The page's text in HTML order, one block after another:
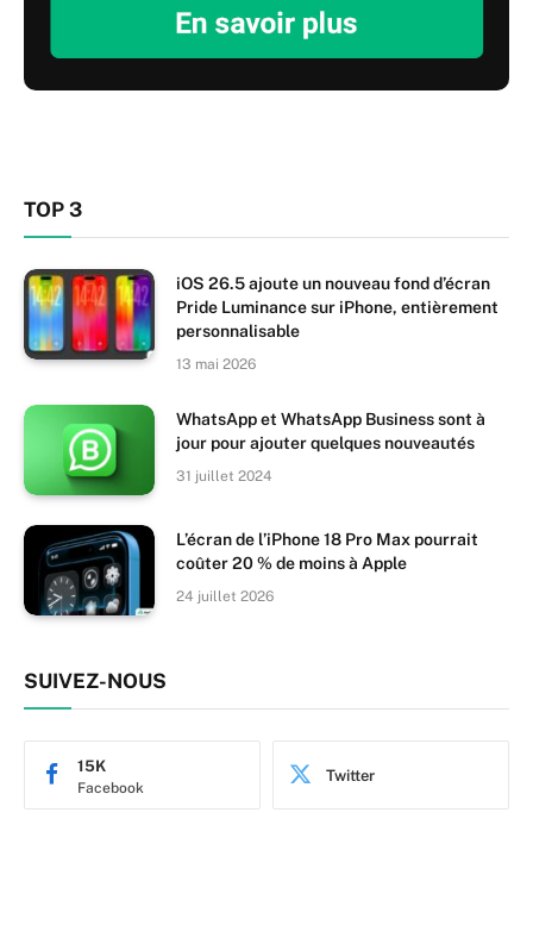
TOP 3
iOS 26.5 ajoute un nouveau fond d’écran
Pride Luminance sur iPhone, entièrement
personnalisable
13 mai 2026
WhatsApp et WhatsApp Business sont à
jour pour ajouter quelques nouveautés
31 juillet 2024
L’écran de l’iPhone 18 Pro Max pourrait
coûter 20 % de moins à Apple
24 juillet 2026
SUIVEZ-NOUS
Facebook
15K Twitter